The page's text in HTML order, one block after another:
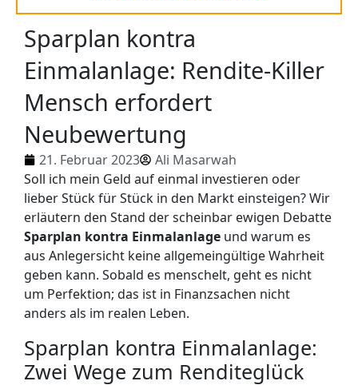
Sparplan kontra
Einmalanlage: Rendite-Killer
Mensch erfordert
Neubewertung
21. Februar 2023
Ali Masarwah
Soll ich mein Geld auf einmal investieren oder
lieber Stück für Stück in den Markt einsteigen? Wir
erläutern den Stand der scheinbar ewigen Debatte
Sparplan kontra Einmalanlage und warum es
aus Anlegersicht keine allgemeingültige Wahrheit
geben kann. Sobald es menschelt, geht es nicht
um Perfektion; das ist in Finanzsachen nicht
anders als im realen Leben.
Sparplan kontra Einmalanlage:
Zwei Wege zum Renditeglück